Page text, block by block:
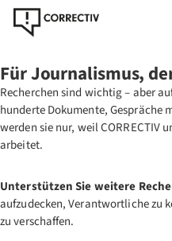
Für Journalismus,
Recherchen sind wichtig – aber
hunderte Dokumente, Gespräche
werden sie nur, weil CORRECTIV
arbeitet.
Unterstützen Sie weitere
aufzudecken, Verantwortliche zu
zu verschaffen.